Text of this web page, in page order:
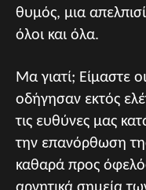
θυμός, μια
όλοι και όλα.
Μα γιατί; Είμαστε
οδήγησαν εκτός
τις ευθύνες μας
την επανόρθωση
καθαρά προς